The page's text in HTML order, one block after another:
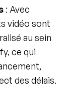
: Avec
vidéo sont
au sein
ce qui
des délais.